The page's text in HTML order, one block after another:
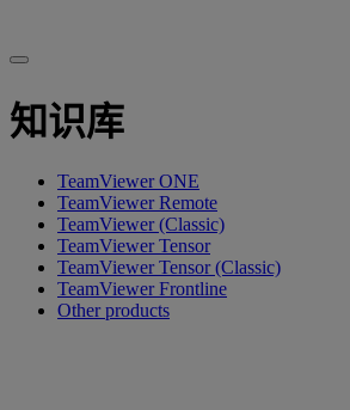
知识库
TeamViewer ONE
TeamViewer Remote
TeamViewer (Classic)
TeamViewer Tensor
TeamViewer Tensor (Classic)
TeamViewer Frontline
Other products